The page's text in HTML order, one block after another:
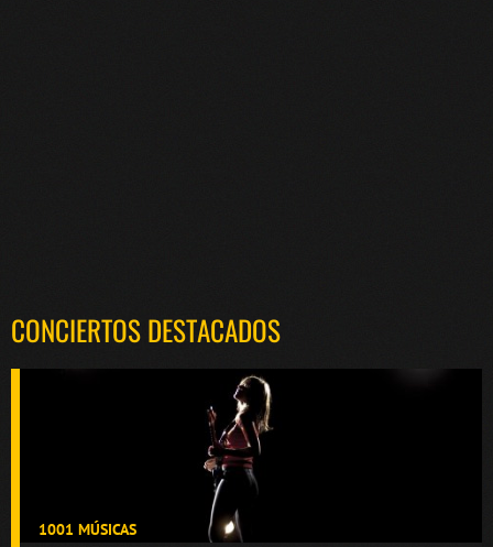
CONCIERTOS DESTACADOS
1001 MÚSICAS